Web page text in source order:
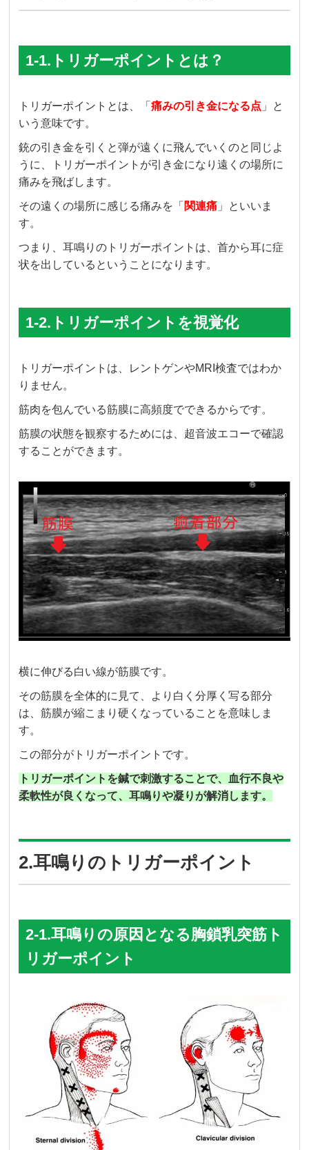
1-1.トリガーポイントとは？
トリガーポイントとは、「痛みの引き金になる点 」と
いう意味です。
銃の引き金を引くと弾が遠くに飛んでいくのと同じよ
うに、トリガーポイントが引き金になり遠くの場所に
痛みを飛ばします。
その遠くの場所に感じる痛みを「 関連痛 」といいま
す。
つまり、耳鳴りのトリガーポイントは、首から耳に症
状を出しているということになります。
1-2.トリガーポイントを視覚化
トリガーポイントは、レントゲンやMRI検査ではわか
りません。
筋肉を包んでいる筋膜に高頻度でできるからです。
筋膜の状態を観察するためには、超音波エコーで確認
することができます。
横に伸びる白い線が筋膜です。
その筋膜を全体的に見て、より白く分厚く写る部分
は、筋膜が縮こまり硬くなっていることを意味しま
す。
この部分がトリガーポイントです。
トリガーポイントを鍼で刺激することで、血行不良や
柔軟性が良くなって、耳鳴りや凝りが解消します。
2.耳鳴りのトリガーポイント
2-1.耳鳴りの原因となる胸鎖乳突筋ト
リガーポイント